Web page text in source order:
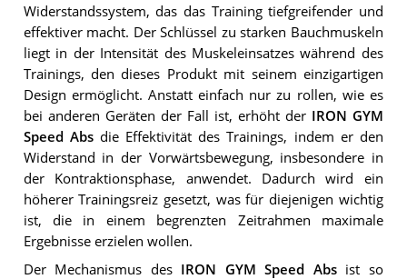
Widerstandssystem, das das Training tiefgreifender und
effektiver macht. Der Schlüssel zu starken Bauchmuskeln
liegt in der Intensität des Muskeleinsatzes während des
Trainings, den dieses Produkt mit seinem einzigartigen
Design ermöglicht. Anstatt einfach nur zu rollen, wie es
bei anderen Geräten der Fall ist, erhöht der IRON GYM
Speed Absdie Effektivität des Trainings, indem er den
Widerstand in der Vorwärtsbewegung, insbesondere in
der Kontraktionsphase, anwendet. Dadurch wird ein
höherer Trainingsreiz gesetzt, was für diejenigen wichtig
ist, die in einem begrenzten Zeitrahmen maximale
Ergebnisse erzielen wollen.
Der Mechanismus des IRON GYM Speed Absist so